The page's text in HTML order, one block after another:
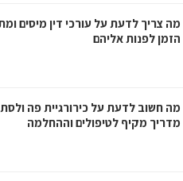
מה צריך לדעת על עורכי דין מיסים
הזמן לפנות אליהם
מה חשוב לדעת על כירורגיית פה
מדריך מקיף לטיפולים וההחלמה